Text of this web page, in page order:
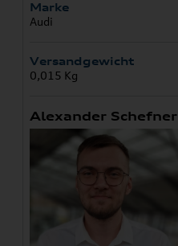
Marke
Audi
Versandgewicht
0,015 Kg
Alexander Schefner